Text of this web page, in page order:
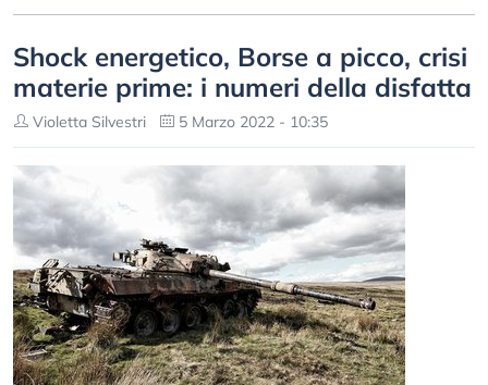
Shock energetico, Borse a picco, crisi
materie prime: i numeri della disfatta
Violetta Silvestri 5 Marzo 2022 - 10:35